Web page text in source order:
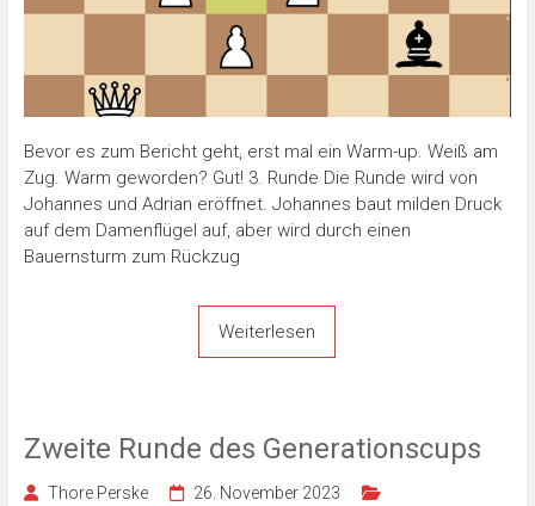
Bevor es zum Bericht geht, erst mal ein Warm-up. Weiß am
Zug. Warm geworden? Gut! 3. Runde Die Runde wird von
Johannes und Adrian eröffnet. Johannes baut milden Druck
auf dem Damenflügel auf, aber wird durch einen
Bauernsturm zum Rückzug
Weiterlesen
Zweite Runde des Generationscups
Thore Perske
26. November 2023